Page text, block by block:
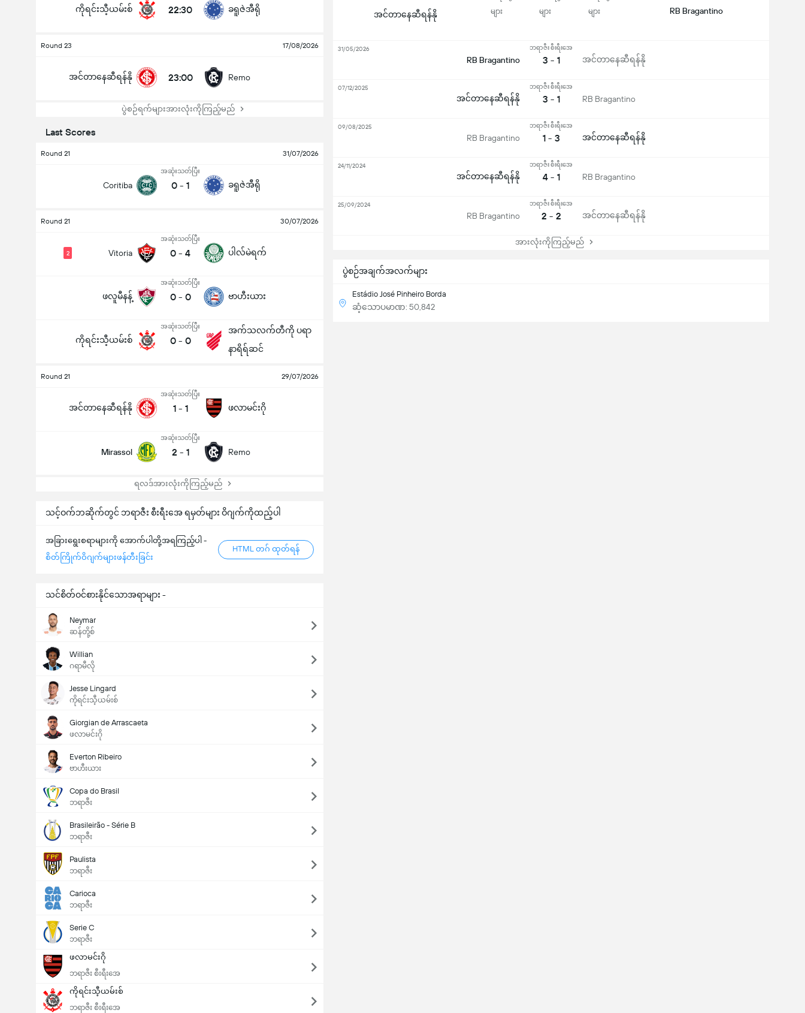
ကိုရင်းသီ့ယမ်းစ် 22:30 ခရူဇဲအီရို
Round 23 17/08/2026
အင်တာနေဆီရန်နို 23:00 Remo
ပွဲစဉ်ရက်များအားလုံးကိုကြည့်မည်
Last Scores
Round 21 31/07/2026
Coritiba
အဆုံးသတ်ပြီး
0 - 1 ခရူဇဲအီရို
Round 21 30/07/2026
Vitoria
2
အဆုံးသတ်ပြီး
0 - 4 ပါလ်မဲရက်
ဖလူမီနန့်
အဆုံးသတ်ပြီး
0 - 0 ဗာဟီးယား
ကိုရင်းသီ့ယမ်းစ်
အဆုံးသတ်ပြီး
0 - 0
အက်သလက်တီကို ပရာ
နာရိရ်ဆင်
Round 21 29/07/2026
အင်တာနေဆီရန်နို
အဆုံးသတ်ပြီး
1 - 1 ဖလာမင်းဂို
Mirassol
အဆုံးသတ်ပြီး
2 - 1 Remo
ရလဒ်အားလုံးကိုကြည့်မည်
သင့်ဝက်ဘဆိုက်တွင် ဘရာဇီး စီးရီးအေ ရမှတ်များ ဝိဂျက်ကိုထည့်ပါ
အခြားရွေးစရာများကို အောက်ပါတို့အရကြည့်ပါ -
စိတ်ကြိုက်ဝိဂျက်များဖန်တီးခြင်း
HTML တဂ် ထုတ်ရန်
သင်စိတ်ဝင်စားနိုင်သောအရာများ -
Neymar
ဆန်တို့စ်
Willian
ဂရာမီလို
Jesse Lingard
ကိုရင်းသီ့ယမ်းစ်
Giorgian de Arrascaeta
ဖလာမင်းဂို
Everton Ribeiro
ဗာဟီးယား
Copa do Brasil
ဘရာဇီး
Brasileirão - Série B
ဘရာဇီး
Paulista
ဘရာဇီး
Carioca
ဘရာဇီး
Serie C
ဘရာဇီး
ဖလာမင်းဂို
ဘရာဇီး စီးရီးအေ
ကိုရင်းသီ့ယမ်းစ်
ဘရာဇီး စီးရီးအေ
ပွဲစဉ်အချက်အလက်များ
Estádio José Pinheiro Borda
ဆံ့သောပမာဏ: 50,842
အင်တာနေဆီရန်နို
များ
များ
များ
RB Bragantino
RB Bragantino
ဘရာဇီး စီးရီးအေ
3 - 1 အင်တာနေဆီရန်နို
31/05/2026
အင်တာနေဆီရန်နို
ဘရာဇီး စီးရီးအေ
3 - 1 RB Bragantino
07/12/2025
RB Bragantino
ဘရာဇီး စီးရီးအေ
1 - 3 အင်တာနေဆီရန်နို
09/08/2025
အင်တာနေဆီရန်နို
ဘရာဇီး စီးရီးအေ
4 - 1 RB Bragantino
24/11/2024
RB Bragantino
ဘရာဇီး စီးရီးအေ
2 - 2 အင်တာနေဆီရန်နို
25/09/2024
အားလုံးကိုကြည့်မည်